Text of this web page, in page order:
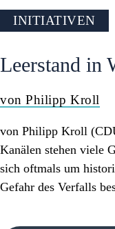
INITIATIVEN
Leerstand in
von Philipp Kroll
von Philipp Kroll
Kanälen stehen viele
sich oftmals um
Gefahr des Verfalls